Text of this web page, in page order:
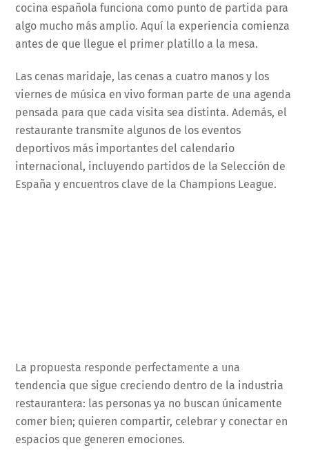
cocina española funciona como punto de partida para
algo mucho más amplio. Aquí la experiencia comienza
antes de que llegue el primer platillo a la mesa.
Las cenas maridaje, las cenas a cuatro manos y los
viernes de música en vivo forman parte de una agenda
pensada para que cada visita sea distinta. Además, el
restaurante transmite algunos de los eventos
deportivos más importantes del calendario
internacional, incluyendo partidos de la Selección de
España y encuentros clave de la Champions League.
La propuesta responde perfectamente a una
tendencia que sigue creciendo dentro de la industria
restaurantera: las personas ya no buscan únicamente
comer bien; quieren compartir, celebrar y conectar en
espacios que generen emociones.